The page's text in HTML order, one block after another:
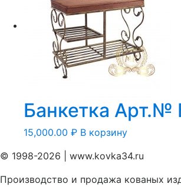
Банкетка Арт.№
15,000.00 ₽ В корзину
© 1998-2026 | www.kovka34.ru
Производство и продажа кованых